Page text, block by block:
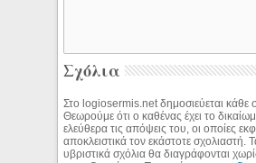
Σχόλια
Στο logiosermis.net δημοσιεύεται κάθε
Θεωρούμε ότι ο καθένας έχει το
ελεύθερα τις απόψεις του, οι οποίες
αποκλειστικά τον εκάστοτε σχολιαστή.
υβριστικά σχόλια θα διαγράφονται